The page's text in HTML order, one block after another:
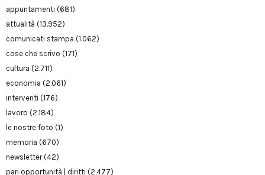
appuntamenti (681)
attualità (13.952)
comunicati stampa (1.062)
cose che scrivo (171)
cultura (2.711)
economia (2.061)
interventi (176)
lavoro (2.184)
le nostre foto (1)
memoria (670)
newsletter(42)
pari opportunità | diritti (2.477)